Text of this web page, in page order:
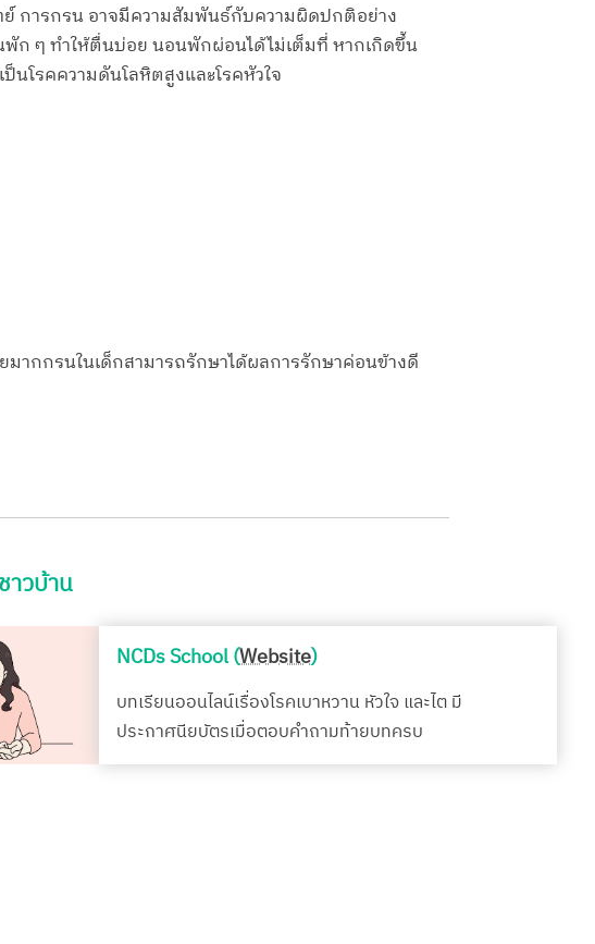
ย์ การกรน อาจมีความสัมพันธ์กับความผิดปกติอย่าง
พัก ๆ ทำให้ตื่นบ่อย นอนพักผ่อนได้ไม่เต็มที่ หากเกิดขึ้น
โรคความดันโลหิตสูงและโรคหัวใจ
ากกรนในเด็กสามารถรักษาได้ผลการรักษาค่อนข้างดี
าวบ้าน
NCDs School (Website)
บทเรียนออนไลน์เรื่องโรคเบาหวาน หัวใจ และไต มี
ประกาศนียบัตรเมื่อตอบคำถามท้ายบทครบ